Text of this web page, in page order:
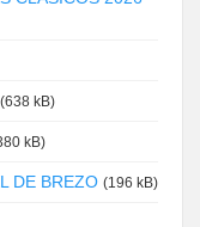
(638 kB)
kB)
DE BREZO (196 kB)